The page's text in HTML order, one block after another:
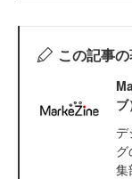
この記事
ブ
デ
集